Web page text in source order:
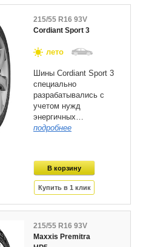
215/55 R16 93V
Cordiant Sport 3
лето
Шины Cordiant Sport 3
специально
разрабатывались с
учетом нужд
энергичных…
подробнее
215/55 R16 93V
Maxxis Premitra